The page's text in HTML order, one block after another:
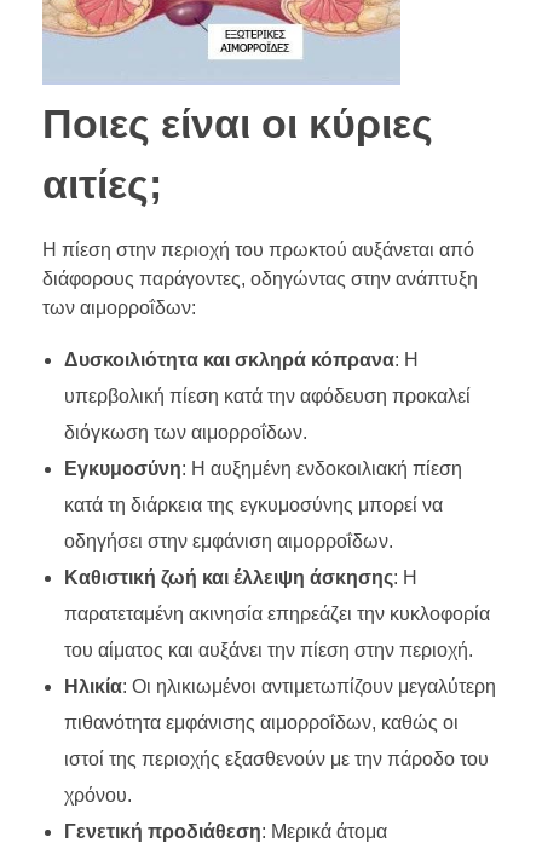
Ποιες είναι οι κύριες
αιτίες;
Η πίεση στην περιοχή του πρωκτού αυξάνεται από
διάφορους παράγοντες, οδηγώντας στην ανάπτυξη
των αιμορροΐδων:
Δυσκοιλιότητα και σκληρά κόπρανα: Η
υπερβολική πίεση κατά την αφόδευση προκαλεί
διόγκωση των αιμορροΐδων.
Εγκυμοσύνη: Η αυξημένη ενδοκοιλιακή πίεση
κατά τη διάρκεια της εγκυμοσύνης μπορεί να
οδηγήσει στην εμφάνιση αιμορροΐδων.
Καθιστική ζωή και έλλειψη άσκησης: Η
παρατεταμένη ακινησία επηρεάζει την κυκλοφορία
του αίματος και αυξάνει την πίεση στην περιοχή.
Ηλικία: Οι ηλικιωμένοι αντιμετωπίζουν μεγαλύτερη
πιθανότητα εμφάνισης αιμορροΐδων, καθώς οι
ιστοί της περιοχής εξασθενούν με την πάροδο του
χρόνου.
Γενετική προδιάθεση: Μερικά άτομα